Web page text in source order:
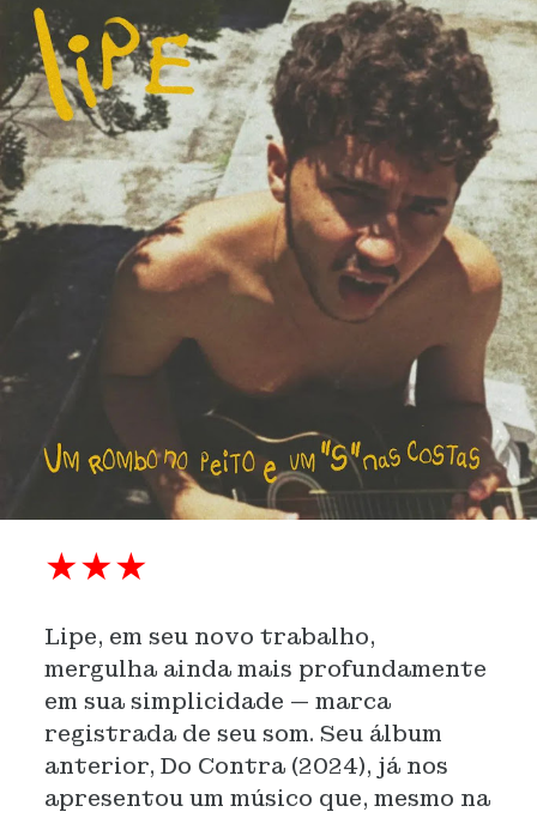
★★★
Lipe, em seu novo trabalho,
mergulha ainda mais profundamente
em sua simplicidade — marca
registrada de seu som. Seu álbum
anterior, Do Contra (2024), já nos
apresentou um músico que, mesmo na